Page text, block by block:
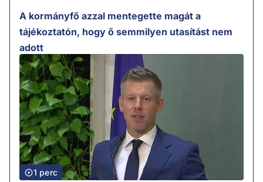
A kormányfő azzal mentegette magát a
tájékoztatón, hogy ő semmilyen utasítást nem
adott
1 perc